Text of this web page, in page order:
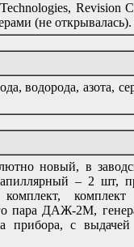
Revision
(не
водорода, азота,
новый, в
– 2 шт,
пара ДАЖ-2М,
прибора, с выдачей